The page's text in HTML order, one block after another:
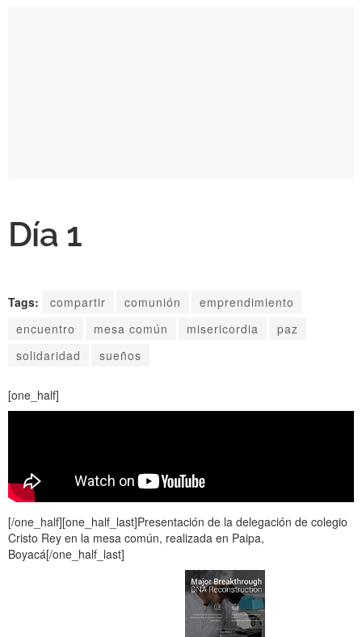
Día 1
Tags: compartir comunión
emprendimiento
encuentro
mesa común misericordia
paz
solidaridad
sueños
[one_half]
[/one_half][one_half_last]Presentación de la delegación de colegio
Cristo Rey en la mesa común, realizada en Paipa,
Boyacá[/one_half_last]